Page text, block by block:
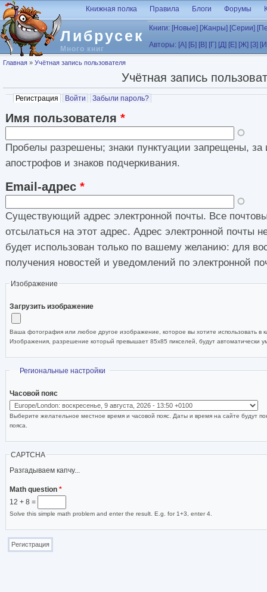
Перейти к основному содержанию
Либрусек
Много книг
Книжная полка Правила Блоги Форумы
Книги: [Новые] [Жанры] [Серии]
Авторы: [А] [Б] [В] [Г] [Д] [Е] [Ж] [З]
Вы здесь
Главная » Учётная запись пользователя
Учётная запись
Главные вкладки
Регистрация (активная вкладка)
Войти Забыли пароль?
Имя пользователя *
Пробелы разрешены; знаки пунктуации запрещены, за
апострофов и знаков подчеркивания.
Email-адрес *
Существующий адрес электронной почты. Все
отсылаться на этот адрес. Адрес электронной почты
будет использован только по вашему желанию: для
получения новостей и уведомлений по электронной
Изображение
Загрузить изображение
Ваша фотография или любое другое изображение, которое вы хотите использовать в
Изображения, разрешение который превышает 85x85 пикселей, будут автоматически
Скрыть
Региональные настройки
Часовой пояс
Выберите желательное местное время и часовой пояс. Даты и время на сайте будут
пояса.
CAPTCHA
Разгадываем капчу...
Math question *
12 + 8 =
Solve this simple math problem and enter the result. E.g. for 1+3, enter 4.